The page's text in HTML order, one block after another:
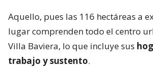
Aquello, pues las 116 hectáreas a
lugar comprenden todo el centro
Villa Baviera, lo que incluye sus
trabajo y sustento.